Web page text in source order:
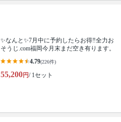
✨なんと✨7月中に予約したらお得‼️全力お
そうじ.com福岡今月末まだ空き有ります。
4.79(226件)
55,200円/ 1セット